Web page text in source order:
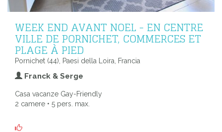
WEEK END AVANT NOEL - EN CENTRE
VILLE DE PORNICHET, COMMERCES ET
PLAGE À PIED
Pornichet (44), Paesi della Loira, Francia
Franck & Serge
Casa vacanze Gay-Friendly
2 camere • 5 pers. max.